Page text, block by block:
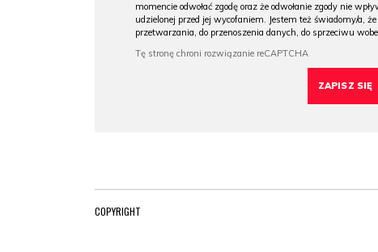
momencie odwołać zgodę oraz że odwołanie zgody nie
udzielonej przed jej wycofaniem. Jestem też świadomy/a,
przetwarzania, do przenoszenia danych, do sprzeciwu
COPYRIGHT